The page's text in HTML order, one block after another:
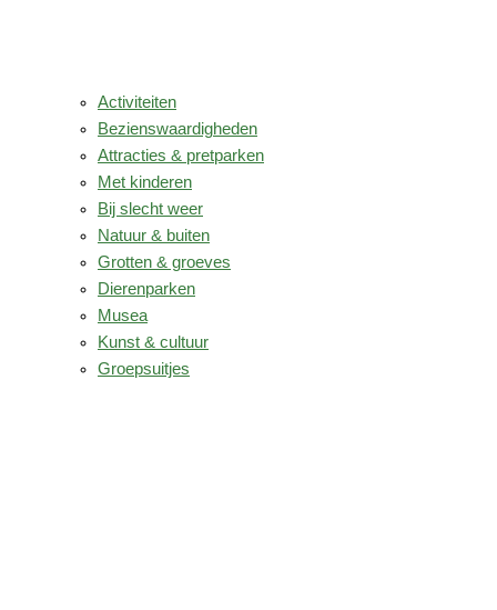
Activiteiten
Bezienswaardigheden
Attracties & pretparken
Met kinderen
Bij slecht weer
Natuur & buiten
Grotten & groeves
Dierenparken
Musea
Kunst & cultuur
Groepsuitjes